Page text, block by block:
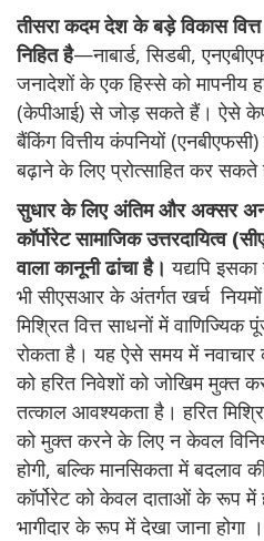
तीसरा कदम देश के बड़े विकास
निहित है—नाबार्ड, सिडबी,
जनादेशों के एक हिस्से को मापनीय
(केपीआई) से जोड़ सकते हैं। ऐसे
बैंकिंग वित्तीय कंपनियों
बढ़ाने के लिए प्रोत्साहित कर सकते
सुधार के लिए अंतिम और अक्सर
कॉर्पोरेट सामाजिक उत्तरदायित्व
वाला कानूनी ढांचा है। यद्यपि
भी सीएसआर के अंतर्गत खर्च
मिश्रित वित्त साधनों में
रोकता है। यह ऐसे समय में नवाचार
को हरित निवेशों को जोखिम मुक्त
तत्काल आवश्यकता है। हरित
को मुक्त करने के लिए न केवल
होगी, बल्कि मानसिकता में बदलाव
कॉर्पोरेट को केवल दाताओं के रूप
भागीदार के रूप में देखा जाना होगा ।